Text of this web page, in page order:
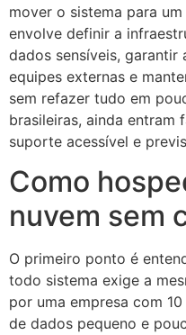
mover o sistema para
envolve definir a
dados sensíveis, garantir
equipes externas e
sem refazer tudo em
brasileiras, ainda entram
suporte acessível e
Como
nuvem sem
O primeiro ponto é
todo sistema exige a
por uma empresa com
de dados pequeno e